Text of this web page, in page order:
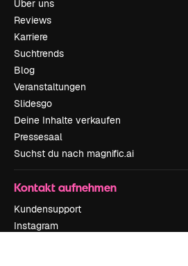
Über uns
Reviews
Karriere
Suchtrends
Blog
Veranstaltungen
Slidesgo
Deine Inhalte verkaufen
Pressesaal
Suchst du nach magnific.ai
Kontakt aufnehmen
Kundensupport
Instagram